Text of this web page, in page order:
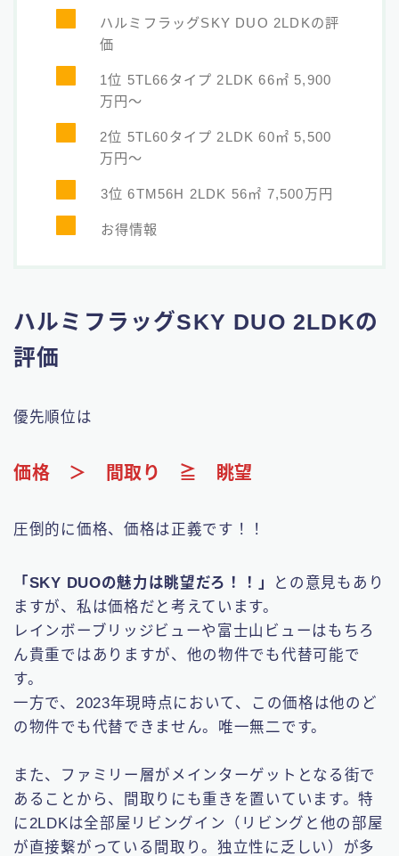
ハルミフラッグSKY DUO 2LDKの評
価
1位 5TL66タイプ 2LDK 66㎡ 5,900
万円〜
2位 5TL60タイプ 2LDK 60㎡ 5,500
万円〜
3位 6TM56H 2LDK 56㎡ 7,500万円
お得情報
ハルミフラッグSKY DUO 2LDKの
評価
優先順位は
価格 ＞ 間取り ≧ 眺望
圧倒的に価格、価格は正義です！！
「SKY DUOの魅力は眺望だろ！！」
との意見もあり
ますが、私は価格だと考えています。
レインボーブリッジビューや富士山ビューはもちろ
ん貴重ではありますが、他の物件でも代替可能で
す。
一方で、2023年現時点において、この価格は他のど
の物件でも代替できません。唯一無二です。
また、ファミリー層がメインターゲットとなる街で
あることから、間取りにも重きを置いています。特
に2LDKは全部屋リビングイン（リビングと他の部屋
が直接繋がっている間取り。独立性に乏しい）が多